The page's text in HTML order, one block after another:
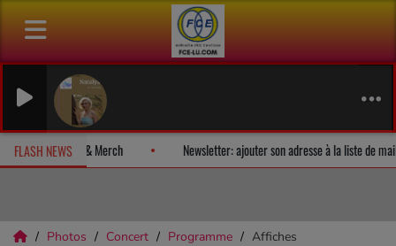
FLASH NEWS
surprise! Fan Releases & Merch Newsletter: ajouter son
Photos Concert Programme Affiches